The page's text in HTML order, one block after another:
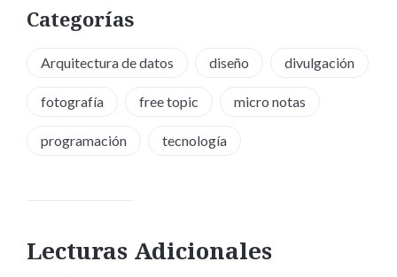
Categorías
Arquitectura de datos diseño divulgación
fotografía free topic micro notas
programación tecnología
Lecturas Adicionales